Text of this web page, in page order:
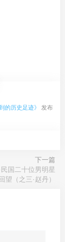
的历史足迹》
发布
下一篇
国二十位男明星
回望（之三·赵丹）